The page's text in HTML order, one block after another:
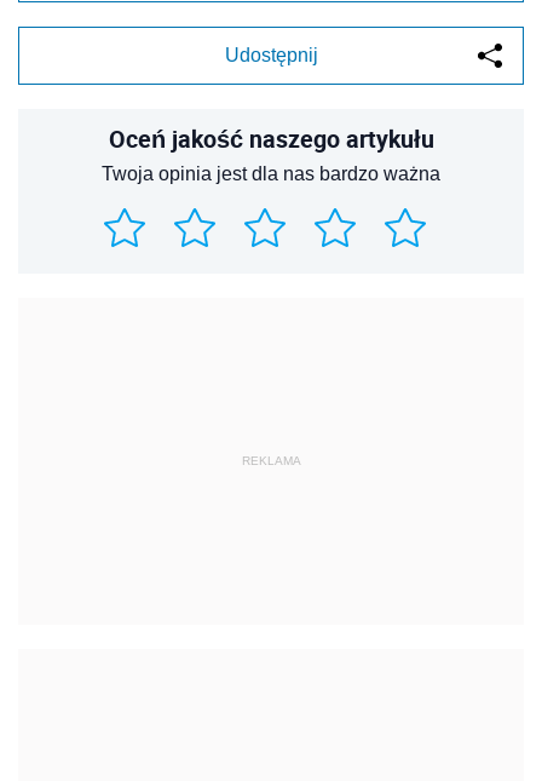
Udostępnij
Oceń jakość naszego artykułu
Twoja opinia jest dla nas bardzo ważna
REKLAMA